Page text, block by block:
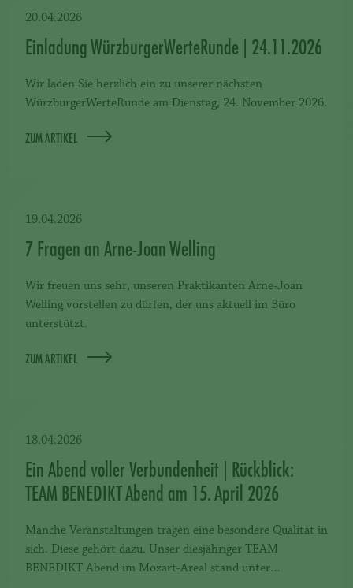
Einladung WürzburgerWerteRunde | 24.11.2026
Wir laden Sie herzlich ein zu unserer nächsten
WürzburgerWerteRunde am Dienstag, 24. November 2026.
ZUM ARTIKEL
20.04.2026
7 Fragen an Arne-Joan Welling
Wir freuen uns sehr, unseren Praktikanten Arne-Joan
Welling vorstellen zu dürfen, der uns aktuell im Büro
unterstützt.
ZUM ARTIKEL
19.04.2026
Ein Abend voller Verbundenheit | Rückblick:
TEAM BENEDIKT Abend am 15. April 2026
Manche Veranstaltungen tragen eine besondere Qualität in
sich. Diese gehört dazu. Unser diesjähriger TEAM
BENEDIKT Abend im Mozart-Areal stand unter…
18.04.2026